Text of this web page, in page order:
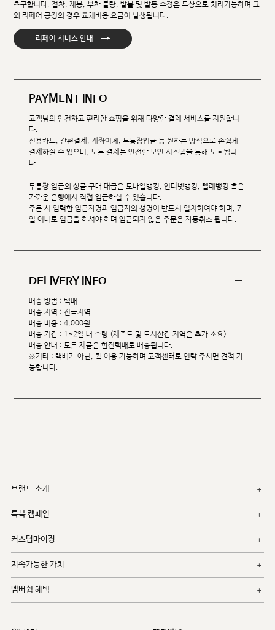
추구합니다. 접착, 재봉, 부착 불량, 발볼 및 발등 수정은 무상으로 처리가능하며 그
외 리페어 공정의 경우 교체비용 요금이 발생됩니다.
리페어 서비스 안내 →
PAYMENT INFO
고객님의 안전하고 편리한 쇼핑을 위해 다양한 결제 서비스를 지원합니
다.
신용카드, 간편결제, 계좌이체, 무통장입금 등 원하는 방식으로 손쉽게
결제하실 수 있으며, 모든 결제는 안전한 보안 시스템을 통해 보호됩니
다.
무통장 입금의 상품 구매 대금은 모바일뱅킹, 인터넷뱅킹, 텔레뱅킹 혹은
가까운 은행에서 직접 입금하실 수 있습니다.
주문 시 입력한 입금자명과 입금자의 성명이 반드시 일치하여야 하며, 7
일 이내로 입금을 하셔야 하며 입금되지 않은 주문은 자동취소 됩니다.
DELIVERY INFO
배송 방법 : 택배
배송 지역 : 전국지역
배송 비용 : 4,000원
배송 기간 : 1~2일 내 수령 (제주도 및 도서산간 지역은 추가 소요)
배송 안내 : 모든 제품은 한진택배로 배송됩니다.
※기타 : 택배가 아닌, 퀵 이용 가능하며 고객센터로 연락 주시면 견적 가
능합니다.
브랜드 소개
룩북 캠페인
커스텀마이징
지속가능한 가치
멤버쉽 혜택